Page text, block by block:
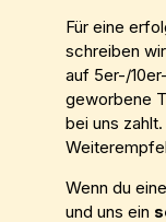
Für eine
schreiben
auf 5er-/
geworbene
bei uns
Wenn du
und uns ein